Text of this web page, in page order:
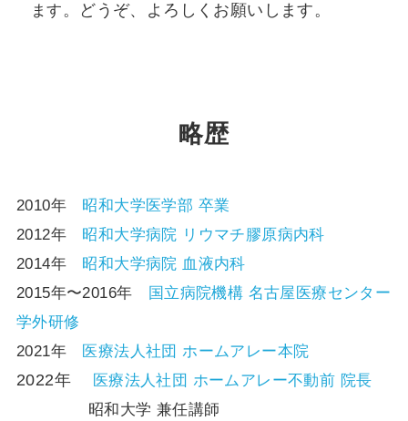
ます。どうぞ、よろしくお願いします。
略歴
2010年 昭和大学医学部 卒業
2012年 昭和大学病院 リウマチ膠原病内科
2014年 昭和大学病院 血液内科
2015年〜2016年
国立病院機構 名古屋医療センター
学外研修
2021年
医療法人社団 ホームアレー本院
2022年
医療法人社団 ホームアレー不動前 院長
昭和大学 兼任講師